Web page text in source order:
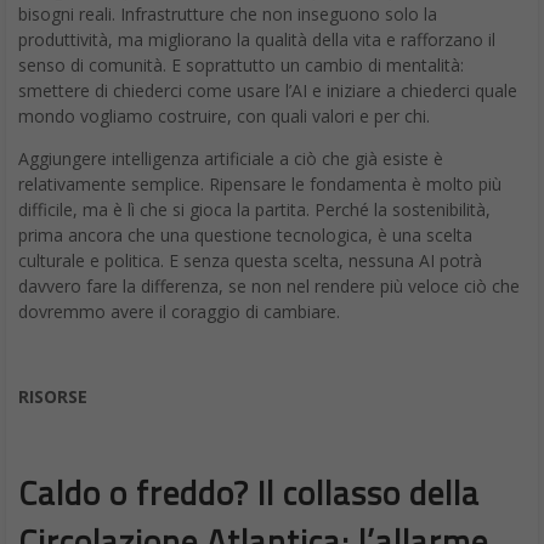
bisogni reali. Infrastrutture che non inseguono solo la
produttività, ma migliorano la qualità della vita e rafforzano il
senso di comunità. E soprattutto un cambio di mentalità:
smettere di chiederci come usare l’AI e iniziare a chiederci quale
mondo vogliamo costruire, con quali valori e per chi.
Aggiungere intelligenza artificiale a ciò che già esiste è
relativamente semplice. Ripensare le fondamenta è molto più
difficile, ma è lì che si gioca la partita. Perché la sostenibilità,
prima ancora che una questione tecnologica, è una scelta
culturale e politica. E senza questa scelta, nessuna AI potrà
davvero fare la differenza, se non nel rendere più veloce ciò che
dovremmo avere il coraggio di cambiare.
RISORSE
Caldo o freddo? Il collasso della